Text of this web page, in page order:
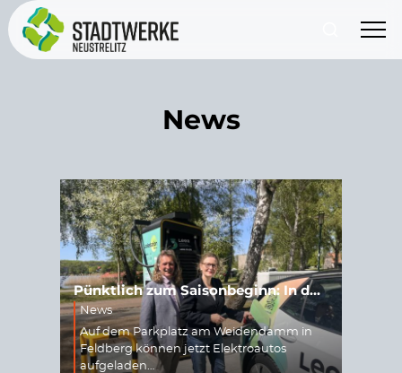
News
Pünktlich zum Saisonbeginn: In der Feldberger Seenlandschaft gibt es zwei Leea-Ladesäulen
News
Auf dem Parkplatz am Weidendamm in
Feldberg können jetzt Elektroautos
aufgeladen…